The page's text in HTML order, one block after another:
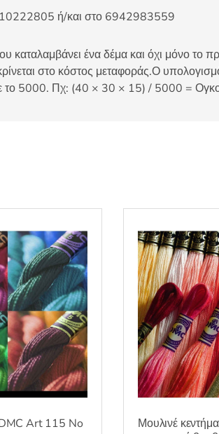
ή/και στο 6942983559
ένα δέμα και όχι μόνο το
στο κόστος μεταφοράς.Ο
το 5000. Πχ: (40 × 30 × 15) / 5000 =
Art 115 No
Μουλινέ